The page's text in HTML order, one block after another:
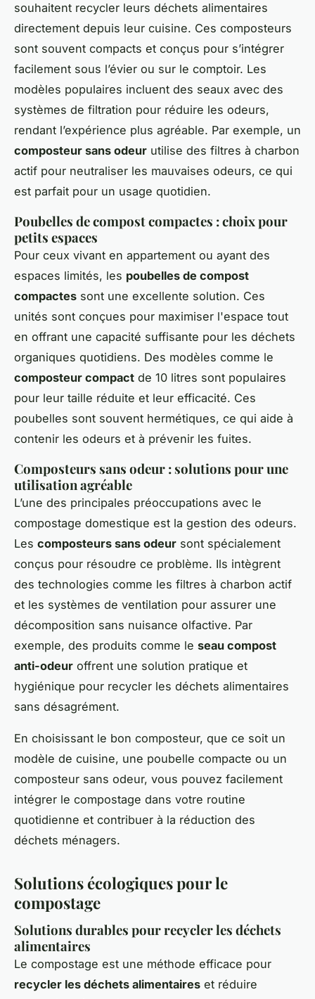
souhaitent recycler leurs déchets alimentaires
directement depuis leur cuisine. Ces composteurs
sont souvent compacts et conçus pour s’intégrer
facilement sous l’évier ou sur le comptoir. Les
modèles populaires incluent des seaux avec des
systèmes de filtration pour réduire les odeurs,
rendant l’expérience plus agréable. Par exemple, un
composteur sans odeur utilise des filtres à charbon
actif pour neutraliser les mauvaises odeurs, ce qui
est parfait pour un usage quotidien.
Poubelles de compost compactes : choix pour
petits espaces
Pour ceux vivant en appartement ou ayant des
espaces limités, les poubelles de compost
compactes sont une excellente solution. Ces
unités sont conçues pour maximiser l'espace tout
en offrant une capacité suffisante pour les déchets
organiques quotidiens. Des modèles comme le
composteur compact de 10 litres sont populaires
pour leur taille réduite et leur efficacité. Ces
poubelles sont souvent hermétiques, ce qui aide à
contenir les odeurs et à prévenir les fuites.
Composteurs sans odeur : solutions pour une
utilisation agréable
L’une des principales préoccupations avec le
compostage domestique est la gestion des odeurs.
Les composteurs sans odeur sont spécialement
conçus pour résoudre ce problème. Ils intègrent
des technologies comme les filtres à charbon actif
et les systèmes de ventilation pour assurer une
décomposition sans nuisance olfactive. Par
exemple, des produits comme le seau compost
anti-odeur offrent une solution pratique et
hygiénique pour recycler les déchets alimentaires
sans désagrément.
En choisissant le bon composteur, que ce soit un
modèle de cuisine, une poubelle compacte ou un
composteur sans odeur, vous pouvez facilement
intégrer le compostage dans votre routine
quotidienne et contribuer à la réduction des
déchets ménagers.
Solutions écologiques pour le
compostage
Solutions durables pour recycler les déchets
alimentaires
Le compostage est une méthode efficace pour
recycler les déchets alimentaires et réduire